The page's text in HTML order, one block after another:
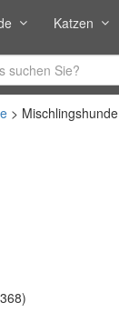
Katzen
Mischlingshunde